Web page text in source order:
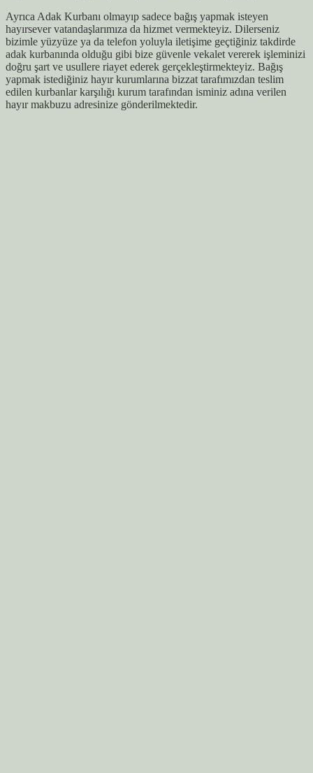
Ayrıca Adak Kurbanı olmayıp sadece bağış yapmak isteyen
hayırsever vatandaşlarımıza da hizmet vermekteyiz. Dilerseniz
bizimle yüzyüze ya da telefon yoluyla iletişime geçtiğiniz takdirde
adak kurbanında olduğu gibi bize güvenle vekalet vererek işleminizi
doğru şart ve usullere riayet ederek gerçekleştirmekteyiz. Bağış
yapmak istediğiniz hayır kurumlarına bizzat tarafımızdan teslim
edilen kurbanlar karşılığı kurum tarafından isminiz adına verilen
hayır makbuzu adresinize gönderilmektedir.